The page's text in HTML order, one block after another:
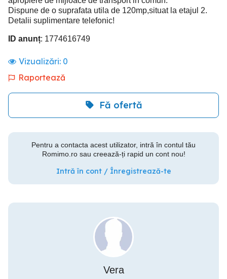
Dispune de o suprafata utila de 120mp,situat la etajul 2.
Detalii suplimentare telefonic!
ID anunț: 1774616749
Vizualizări: 0
Raportează
Fă ofertă
Pentru a contacta acest utilizator, intră în contul tău
Romimo.ro sau creează-ți rapid un cont nou!
Intră în cont / Înregistrează-te
Vera